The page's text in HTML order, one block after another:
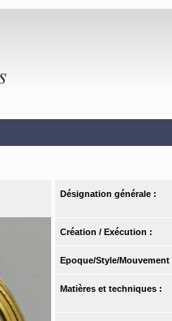
Désignation générale :
Création / Exécution :
Epoque/Style/Mouvement
Matières et techniques :